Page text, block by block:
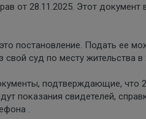
от 28.11.2025. Этот документ
постановление. Подать ее
суд по месту жительства в
подтверждающие, что
показания свидетелей,
.